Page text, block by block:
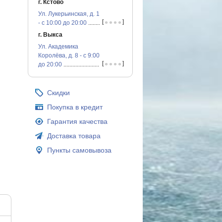
г. Кстово
Ул. Лукерьинская, д. 1
- с 10:00 до 20:00...............................................
[•••• ]
г. Выкса
Ул. Академика
Королёва, д. 8 - с 9:00
до 20:00...............................................
[•••• ]
Скидки
Покупка в кредит
Гарантия качества
Доставка товара
Пункты самовывоза